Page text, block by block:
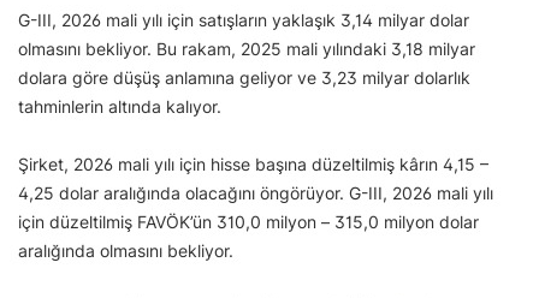
G-III, 2026 mali yılı için satışların yaklaşık 3,14 milyar dolar
olmasını bekliyor. Bu rakam, 2025 mali yılındaki 3,18 milyar
dolara göre düşüş anlamına geliyor ve 3,23 milyar dolarlık
tahminlerin altında kalıyor.
Şirket, 2026 mali yılı için hisse başına düzeltilmiş kârın 4,15 –
4,25 dolar aralığında olacağını öngörüyor. G-III, 2026 mali yılı
için düzeltilmiş FAVÖK’ün 310,0 milyon – 315,0 milyon dolar
aralığında olmasını bekliyor.